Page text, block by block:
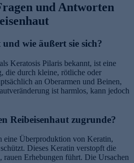
und Antworten
wie äußert sie sich?
Keratosis Pilaris bekannt, ist eine
die durch kleine, rötliche oder
an Oberarmen und Beinen,
ist harmlos, kann jedoch
Reibeisenhaut zugrunde?
eine Überproduktion von Keratin,
Dieses Keratin verstopft die
Erhebungen führt. Die Ursachen